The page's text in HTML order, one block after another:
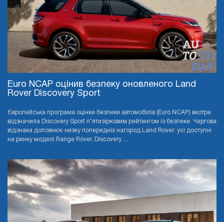
Euro NCAP оцінив безпеку оновленого Land
Rover Discovery Sport
Європейська програма оцінки безпеки автомобілів (Euro NCAP) вкотре
відзначила Discovery Sport п’ятизірковим рейтингом із безпеки. Чергова
відзнака доповнює низку попередніх нагород Land Rover: усі доступні
на ринку моделі Range Rover, Discovery ...